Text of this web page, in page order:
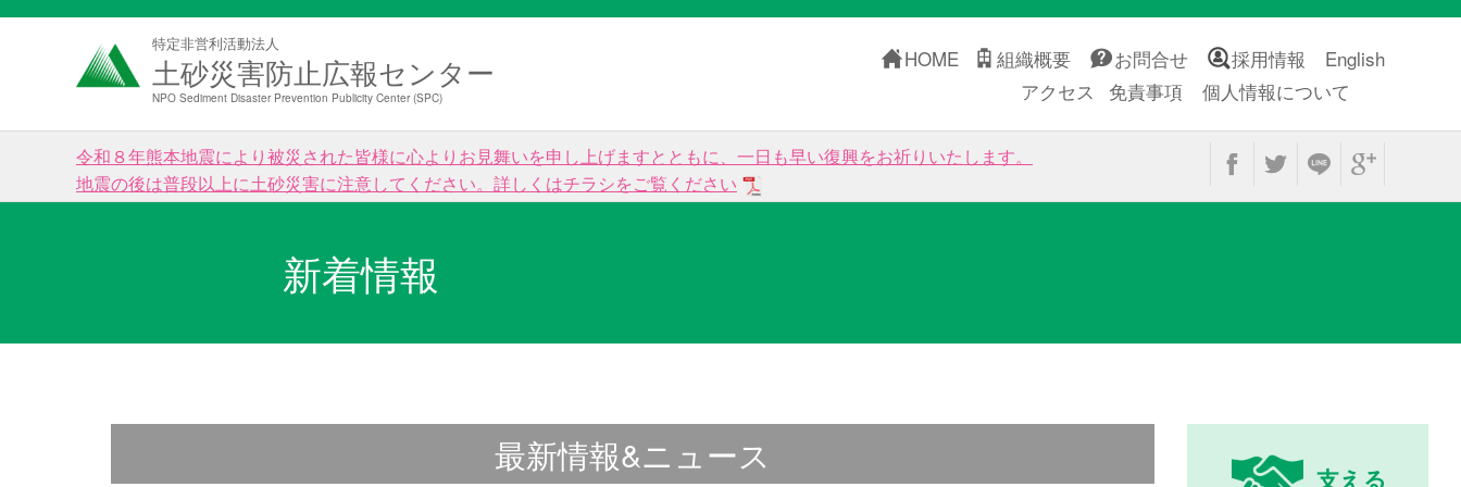
特定非営利活動法人
土砂災害防止広報センター
NPO Sediment Disaster Prevention Publicity Center (SPC)
HOME 組織概要 お問合せ 採用情報
English
アクセス
免責事項 個人情報について
令和８年熊本地震により被災された皆様に心よりお見舞いを申し上げますとともに、一日も早い復興をお祈りいたします。
地震の後は普段以上に土砂災害に注意してください。詳しくはチラシをご覧ください
新着情報
最新情報&ニュース
支える